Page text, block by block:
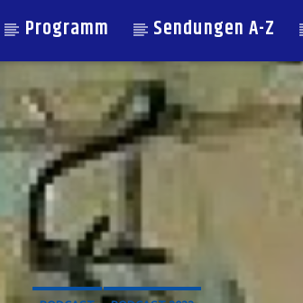
Programm Sendungen A-Z